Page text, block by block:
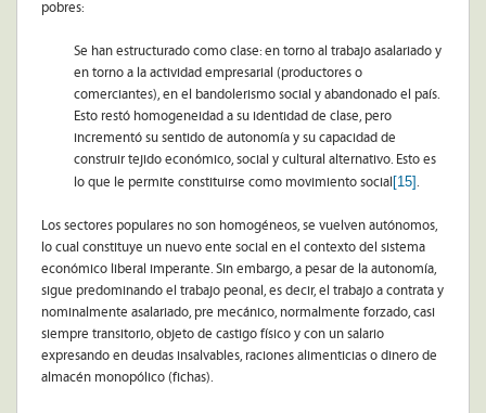
pobres:
Se han estructurado como clase: en torno al trabajo asalariado y
en torno a la actividad empresarial (productores o
comerciantes), en el bandolerismo social y abandonado el país.
Esto restó homogeneidad a su identidad de clase, pero
incrementó su sentido de autonomía y su capacidad de
construir tejido económico, social y cultural alternativo. Esto es
lo que le permite constituirse como movimiento social [15].
Los sectores populares no son homogéneos, se vuelven autónomos,
lo cual constituye un nuevo ente social en el contexto del sistema
económico liberal imperante. Sin embargo, a pesar de la autonomía,
sigue predominando el trabajo peonal, es decir, el trabajo a contrata y
nominalmente asalariado, pre mecánico, normalmente forzado, casi
siempre transitorio, objeto de castigo físico y con un salario
expresando en deudas insalvables, raciones alimenticias o dinero de
almacén monopólico (fichas).